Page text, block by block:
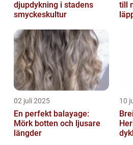
djupdykning i stadens
smyckeskultur
till
02 juli 2025
En perfekt balayage:
Mörk botten och ljusare
längder
10